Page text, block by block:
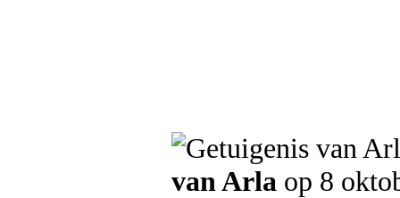
van Arla op 8